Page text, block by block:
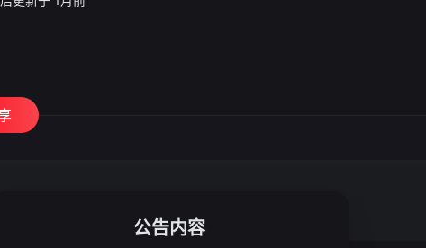
公告内容